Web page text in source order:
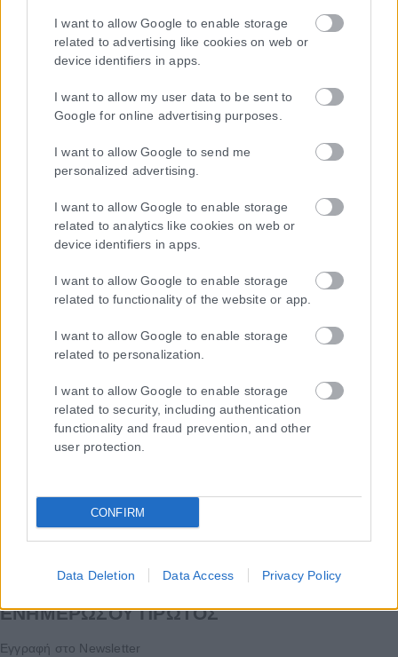
I want to allow Google to enable storage
related to advertising like cookies on web or
device identifiers in apps.
I want to allow my user data to be sent to
Google for online advertising purposes.
I want to allow Google to send me
personalized advertising.
I want to allow Google to enable storage
related to analytics like cookies on web or
device identifiers in apps.
I want to allow Google to enable storage
related to functionality of the website or app.
I want to allow Google to enable storage
related to personalization.
I want to allow Google to enable storage
related to security, including authentication
functionality and fraud prevention, and other
user protection.
CONFIRM
Data Deletion Data Access Privacy Policy
συμμορφώνονται με τη Σύσταση (ΕΕ) 2018/334 της Επιτροπής της
1ης Μαρτίου 2018 σχετικά με τα μέτρα για την αποτελεσματική
αντιμετώπιση του παράνομου περιεχομένου στο διαδίκτυο (L 63).
Μοναδικός αριθμός Μ.Η.Τ. 262048
πρωτοσέλιδατωνεφημερίδων
ΕΝΗΜΕΡΩΣΟΥ ΠΡΩΤΟΣ
Εγγραφή στο Newsletter